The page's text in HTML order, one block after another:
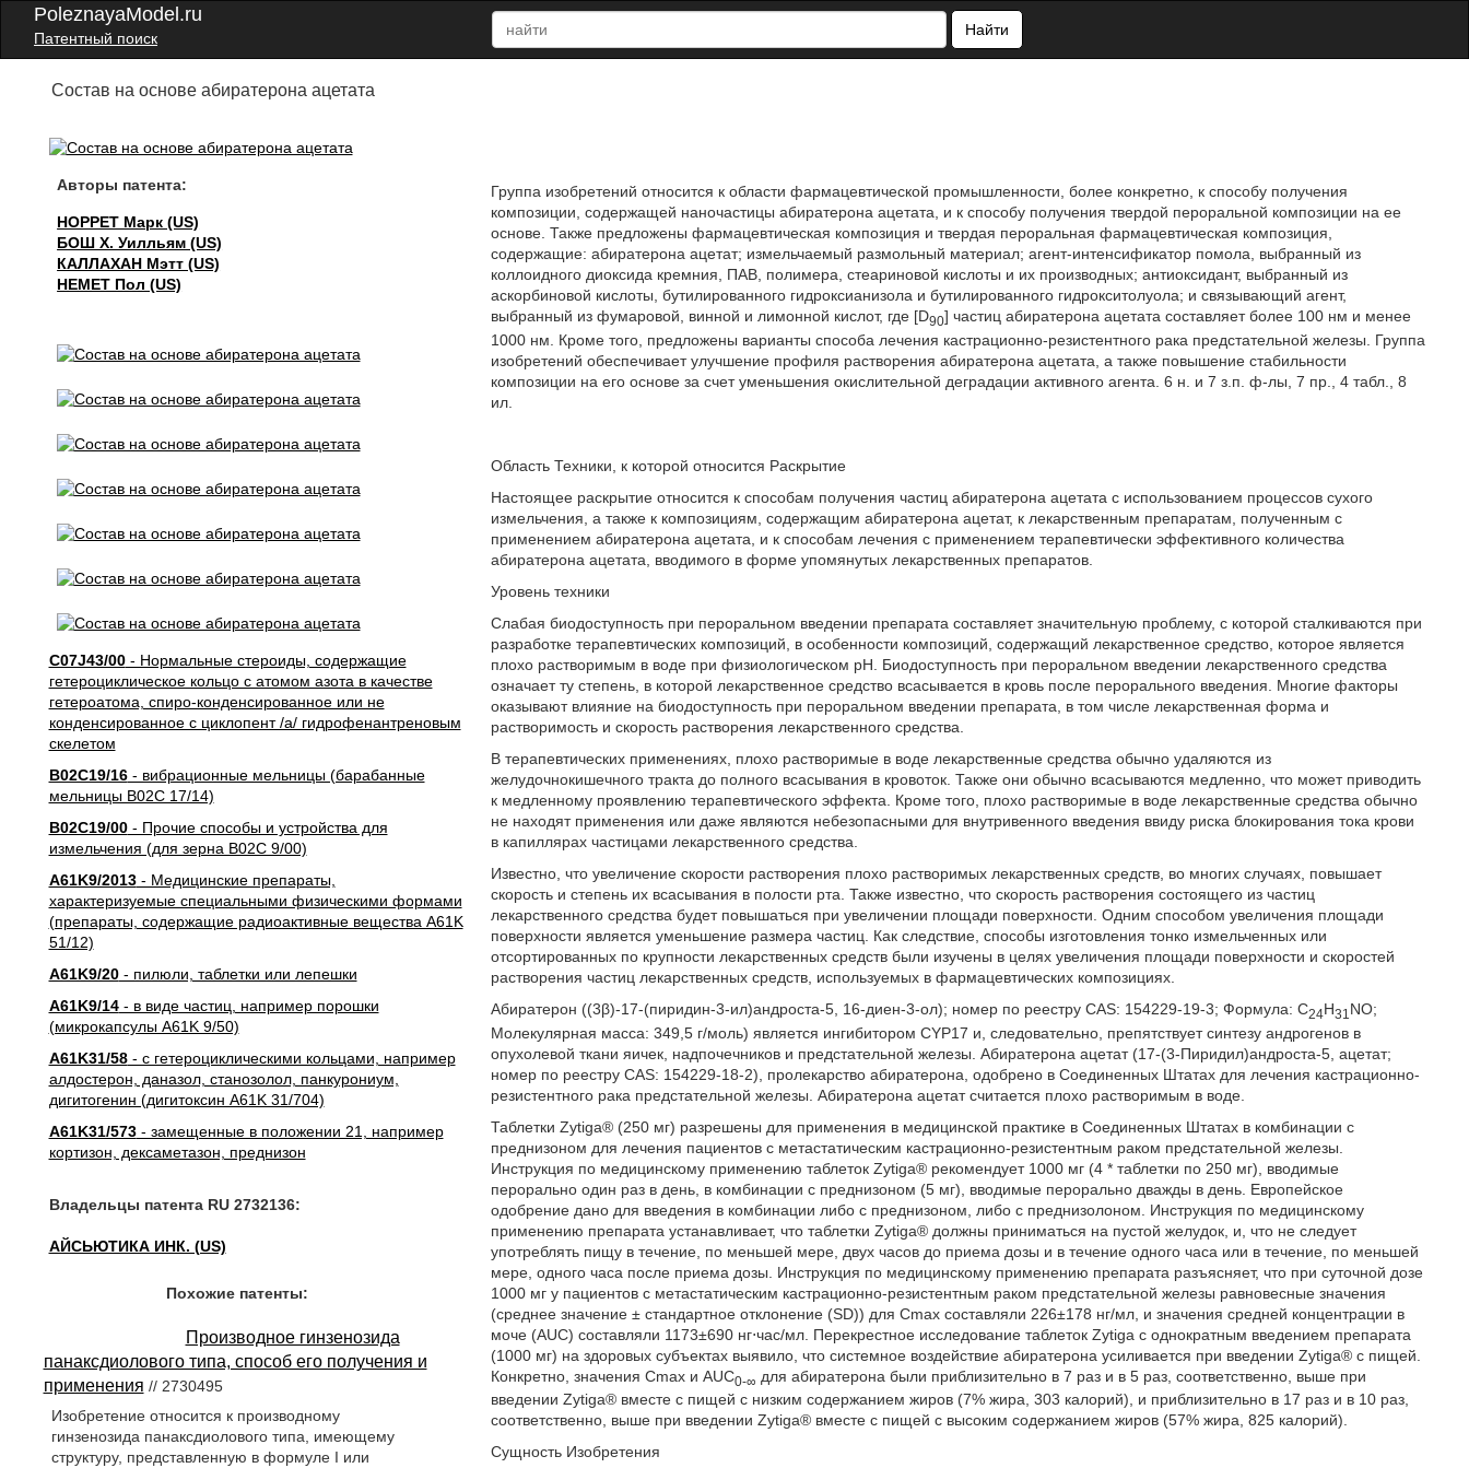
PoleznayaModel.ru
Патентный поиск
Найти
Состав на основе абиратерона ацетата
Авторы патента:
НОРРЕТ Марк (US)
БОШ Х. Уилльям (US)
КАЛЛАХАН Мэтт (US)
НЕМЕТ Пол (US)
C07J43/00- Нормальные стероиды, содержащие
гетероциклическое кольцо с атомом азота в качестве
гетероатома, спиро-конденсированное или не
конденсированное с циклопент /а/ гидрофенантреновым
скелетом
B02C19/16- вибрационные мельницы (барабанные
мельницы B02C 17/14)
B02C19/00- Прочие способы и устройства для
измельчения (для зерна B02C 9/00)
A61K9/2013- Медицинские препараты,
характеризуемые специальными физическими формами
(препараты, содержащие радиоактивные вещества A61K
51/12)
A61K9/20- пилюли, таблетки или лепешки
A61K9/14- в виде частиц, например порошки
(микрокапсулы A61K 9/50)
A61K31/58- с гетероциклическими кольцами, например
алдостерон, даназол, станозолол, панкурониум,
дигитогенин (дигитоксин A61K 31/704)
A61K31/573- замещенные в положении 21, например
кортизон, дексаметазон, преднизон
Владельцы патента RU 2732136:
АЙСЬЮТИКА ИНК. (US)
Группа изобретений относится к области фармацевтической промышленности, более конкретно, к способу получения
композиции, содержащей наночастицы абиратерона ацетата, и к способу получения твердой пероральной композиции на ее
основе. Также предложены фармацевтическая композиция и твердая пероральная фармацевтическая композиция,
содержащие: абиратерона ацетат; измельчаемый размольный материал; агент-интенсификатор помола, выбранный из
коллоидного диоксида кремния, ПАВ, полимера, стеариновой кислоты и их производных; антиоксидант, выбранный из
аскорбиновой кислоты, бутилированного гидроксианизола и бутилированного гидрокситолуола; и связывающий агент,
выбранный из фумаровой, винной и лимонной кислот, где [D90] частиц абиратерона ацетата составляет более 100 нм и менее
1000 нм. Кроме того, предложены варианты способа лечения кастрационно-резистентного рака предстательной железы. Группа
изобретений обеспечивает улучшение профиля растворения абиратерона ацетата, а также повышение стабильности
композиции на его основе за счет уменьшения окислительной деградации активного агента. 6 н. и 7 з.п. ф-лы, 7 пр., 4 табл., 8
ил.
Область Техники, к которой относится Раскрытие
Настоящее раскрытие относится к способам получения частиц абиратерона ацетата с использованием процессов сухого
измельчения, а также к композициям, содержащим абиратерона ацетат, к лекарственным препаратам, полученным с
применением абиратерона ацетата, и к способам лечения с применением терапевтически эффективного количества
абиратерона ацетата, вводимого в форме упомянутых лекарственных препаратов.
Уровень техники
Слабая биодоступность при пероральном введении препарата составляет значительную проблему, с которой сталкиваются при
разработке терапевтических композиций, в особенности композиций, содержащий лекарственное средство, которое является
плохо растворимым в воде при физиологическом рН. Биодоступность при пероральном введении лекарственного средства
означает ту степень, в которой лекарственное средство всасывается в кровь после перорального введения. Многие факторы
оказывают влияние на биодоступность при пероральном введении препарата, в том числе лекарственная форма и
растворимость и скорость растворения лекарственного средства.
В терапевтических применениях, плохо растворимые в воде лекарственные средства обычно удаляются из
желудочнокишечного тракта до полного всасывания в кровоток. Также они обычно всасываются медленно, что может приводить
к медленному проявлению терапевтического эффекта. Кроме того, плохо растворимые в воде лекарственные средства обычно
не находят применения или даже являются небезопасными для внутривенного введения ввиду риска блокирования тока крови
в капиллярах частицами лекарственного средства.
Известно, что увеличение скорости растворения плохо растворимых лекарственных средств, во многих случаях, повышает
скорость и степень их всасывания в полости рта. Также известно, что скорость растворения состоящего из частиц
лекарственного средства будет повышаться при увеличении площади поверхности. Одним способом увеличения площади
поверхности является уменьшение размера частиц. Как следствие, способы изготовления тонко измельченных или
отсортированных по крупности лекарственных средств были изучены в целях увеличения площади поверхности и скоростей
растворения частиц лекарственных средств, используемых в фармацевтических композициях.
Абиратерон ((3β)-17-(пиридин-3-ил)андроста-5, 16-диен-3-ол); номер по реестру CAS: 154229-19-3; Формула: С24Н31 NO;
Молекулярная масса: 349,5 г/моль) является ингибитором CYP17 и, следовательно, препятствует синтезу андрогенов в
опухолевой ткани яичек, надпочечников и предстательной железы. Абиратерона ацетат (17-(3-Пиридил)андроста-5, ацетат;
номер по реестру CAS: 154229-18-2), пролекарство абиратерона, одобрено в Соединенных Штатах для лечения кастрационно-
резистентного рака предстательной железы. Абиратерона ацетат считается плохо растворимым в воде.
Таблетки Zytiga® (250 мг) разрешены для применения в медицинской практике в Соединенных Штатах в комбинации с
преднизоном для лечения пациентов с метастатическим кастрационно-резистентным раком предстательной железы.
Инструкция по медицинскому применению таблеток Zytiga® рекомендует 1000 мг (4 * таблетки по 250 мг), вводимые
перорально один раз в день, в комбинации с преднизоном (5 мг), вводимые перорально дважды в день. Европейское
одобрение дано для введения в комбинации либо с преднизоном, либо с преднизолоном. Инструкция по медицинскому
применению препарата устанавливает, что таблетки Zytiga® должны приниматься на пустой желудок, и, что не следует
употреблять пищу в течение, по меньшей мере, двух часов до приема дозы и в течение одного часа или в течение, по меньшей
мере, одного часа после приема дозы. Инструкция по медицинскому применению препарата разъясняет, что при суточной дозе
1000 мг у пациентов с метастатическим кастрационно-резистентным раком предстательной железы равновесные значения
(среднее значение ± стандартное отклонение (SD)) для Сmax составляли 226±178 нг/мл, и значения средней концентрации в
моче (AUC) составляли 1173±690 нг⋅час/мл. Перекрестное исследование таблеток Zytiga с однократным введением препарата
(1000 мг) на здоровых субъектах выявило, что системное воздействие абиратерона усиливается при введении Zytiga® с пищей.
Конкретно, значения Cmax и AUC0-∞ для абиратерона были приблизительно в 7 раз и в 5 раз, соответственно, выше при
введении Zytiga® вместе с пищей с низким содержанием жиров (7% жира, 303 калорий), и приблизительно в 17 раз и в 10 раз,
соответственно, выше при введении Zytiga® вместе с пищей с высоким содержанием жиров (57% жира, 825 калорий).
Сущность Изобретения
Похожие патенты:
Производное гинзенозида
панаксдиолового типа, способ его получения и
применения // 2730495
Изобретение относится к производному
гинзенозида панаксдиолового типа, имеющему
структуру, представленную в формуле I или